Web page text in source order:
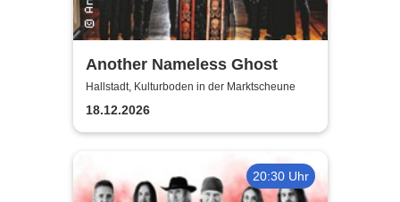
Another Nameless Ghost
Hallstadt, Kulturboden in der Marktscheune
18.12.2026
20:30 Uhr